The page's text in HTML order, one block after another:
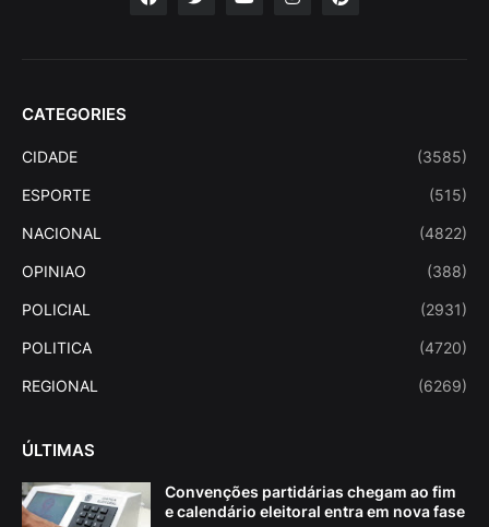
CATEGORIES
CIDADE (3585)
ESPORTE (515)
NACIONAL (4822)
OPINIAO (388)
POLICIAL (2931)
POLITICA (4720)
REGIONAL (6269)
ÚLTIMAS
Convenções partidárias chegam ao fim
e calendário eleitoral entra em nova fase